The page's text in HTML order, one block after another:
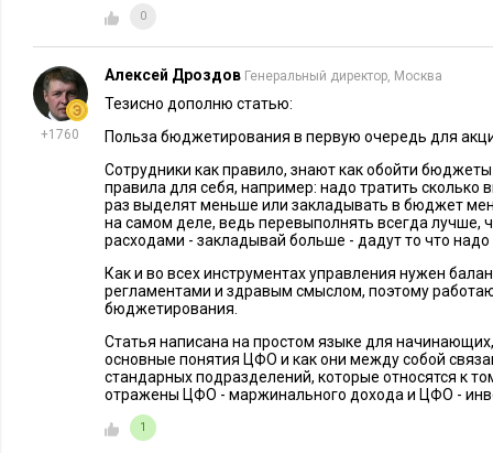
0
+1760
Алексей Дроздов Генеральный директор, Москва
Тезисно дополню статью:
Польза бюджетирования в первую очередь для
Сотрудники как правило, знают как обойти
правила для себя, например: надо тратить
раз выделят меньше или закладывать в бюджет
на самом деле, ведь перевыполнять всегда лучше,
расходами - закладывай больше - дадут то что надо
Как и во всех инструментах управления нужен
регламентами и здравым смыслом, поэтому
бюджетирования.
Статья написана на простом языке для
основные понятия ЦФО и как они между собой
стандарных подразделений, которые относятся к
отражены ЦФО - маржинального дохода и ЦФО -
1